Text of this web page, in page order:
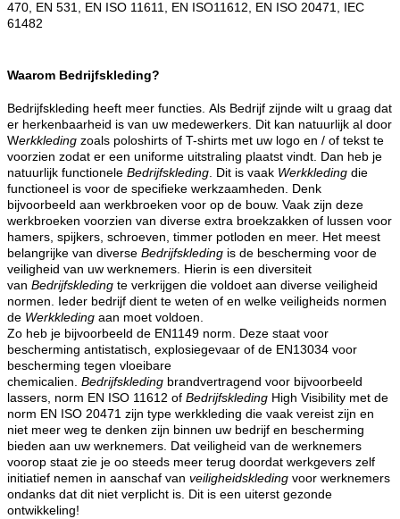
470, EN 531, EN ISO 11611, EN ISO11612, EN ISO 20471, IEC
61482
Waarom Bedrijfskleding?
Bedrijfskleding heeft meer functies. Als Bedrijf zijnde wilt u graag dat
er herkenbaarheid is van uw medewerkers. Dit kan natuurlijk al door
Werkkleding zoals poloshirts of T-shirts met uw logo en / of tekst te
voorzien zodat er een uniforme uitstraling plaatst vindt. Dan heb je
natuurlijk functionele Bedrijfskleding. Dit is vaak Werkkleding die
functioneel is voor de specifieke werkzaamheden. Denk
bijvoorbeeld aan werkbroeken voor op de bouw. Vaak zijn deze
werkbroeken voorzien van diverse extra broekzakken of lussen voor
hamers, spijkers, schroeven, timmer potloden en meer. Het meest
belangrijke van diverse Bedrijfskleding is de bescherming voor de
veiligheid van uw werknemers. Hierin is een diversiteit
van Bedrijfskleding te verkrijgen die voldoet aan diverse veiligheid
normen. Ieder bedrijf dient te weten of en welke veiligheids normen
de Werkkleding aan moet voldoen.
Zo heb je bijvoorbeeld de EN1149 norm. Deze staat voor
bescherming antistatisch, explosiegevaar of de EN13034 voor
bescherming tegen vloeibare
chemicalien. Bedrijfskleding brandvertragend voor bijvoorbeeld
lassers, norm EN ISO 11612 of Bedrijfskleding High Visibility met de
norm EN ISO 20471 zijn type werkkleding die vaak vereist zijn en
niet meer weg te denken zijn binnen uw bedrijf en bescherming
bieden aan uw werknemers. Dat veiligheid van de werknemers
voorop staat zie je oo steeds meer terug doordat werkgevers zelf
initiatief nemen in aanschaf van veiligheidskleding voor werknemers
ondanks dat dit niet verplicht is. Dit is een uiterst gezonde
ontwikkeling!